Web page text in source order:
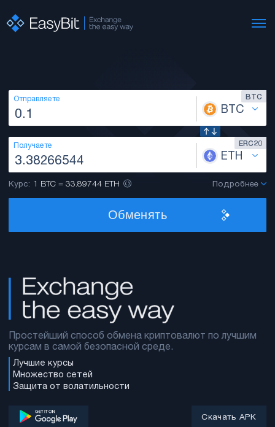
Простейший способ обмена криптовалют по лучшим
курсам в самой безопасной среде.
Лучшие курсы
Множество сетей
Защита от волатильности
Скачать APK
Отправляете
BTC
BTC
Получаете
ETH
ERC20
Курс: 1 BTC = 33.89744 ETH Подробнее
Обменять